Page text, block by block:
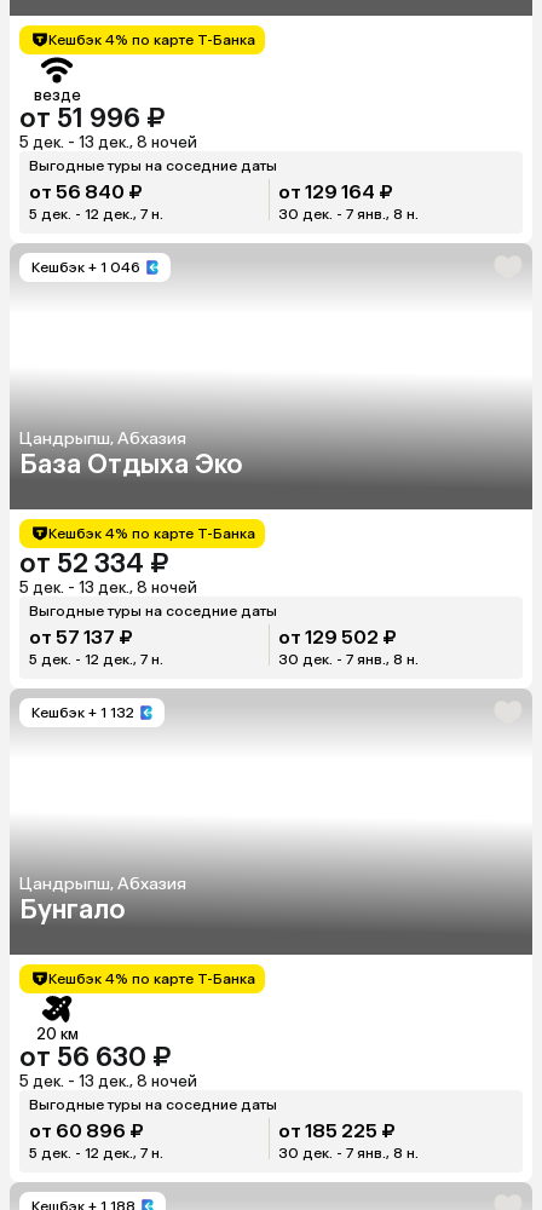
Кешбэк 4% по карте Т-Банка
везде
от 51 996 ₽
5 дек. - 13 дек., 8 ночей
Выгодные туры на соседние даты
от 56 840 ₽
5 дек. - 12 дек., 7 н.
от 129 164 ₽
30 дек. - 7 янв., 8 н.
Кешбэк + 1 046
Цандрыпш, Абхазия
База Отдыха Эко
Кешбэк 4% по карте Т-Банка
от 52 334 ₽
5 дек. - 13 дек., 8 ночей
Выгодные туры на соседние даты
от 57 137 ₽
5 дек. - 12 дек., 7 н.
от 129 502 ₽
30 дек. - 7 янв., 8 н.
Кешбэк + 1 132
Цандрыпш, Абхазия
Бунгало
Кешбэк 4% по карте Т-Банка
20 км
от 56 630 ₽
5 дек. - 13 дек., 8 ночей
Выгодные туры на соседние даты
от 60 896 ₽
5 дек. - 12 дек., 7 н.
от 185 225 ₽
30 дек. - 7 янв., 8 н.
Кешбэк + 1 188